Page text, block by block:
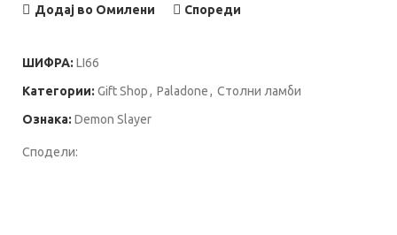
Додај во Омилени Спореди
ШИФРА: LI66
Категории: Gift Shop, Paladone, Столни ламби
Ознака: Demon Slayer
Сподели: